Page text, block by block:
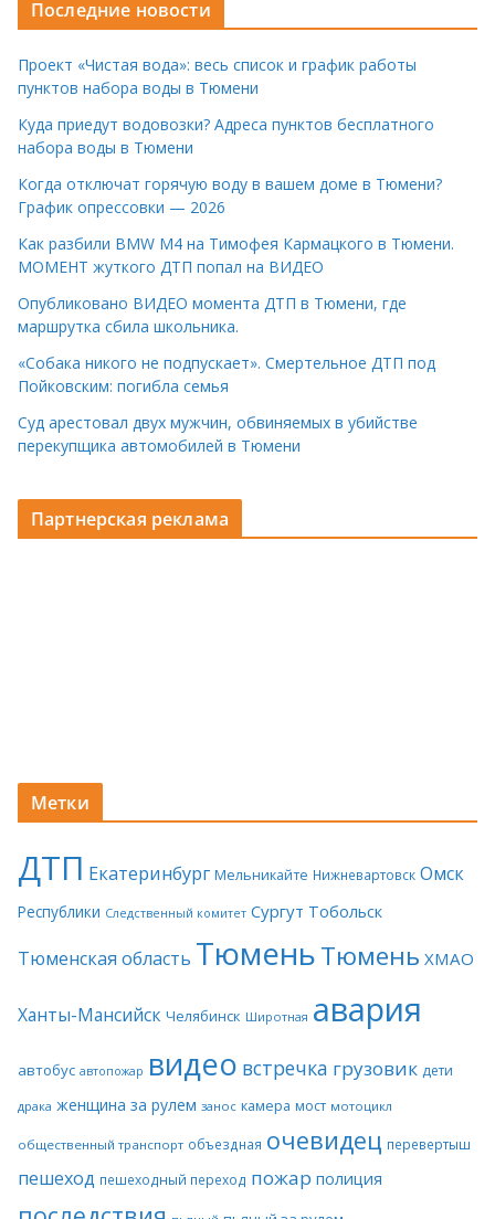
Последние новости
Проект «Чистая вода»: весь список и график работы
пунктов набора воды в Тюмени
Куда приедут водовозки? Адреса пунктов бесплатного
набора воды в Тюмени
Когда отключат горячую воду в вашем доме в Тюмени?
График опрессовки — 2026
Как разбили BMW M4 на Тимофея Кармацкого в Тюмени.
МОМЕНТ жуткого ДТП попал на ВИДЕО
Опубликовано ВИДЕО момента ДТП в Тюмени, где
маршрутка сбила школьника.
«Собака никого не подпускает». Смертельное ДТП под
Пойковским: погибла семья
Суд арестовал двух мужчин, обвиняемых в убийстве
перекупщика автомобилей в Тюмени
Партнерская реклама
Метки
ДТП Екатеринбург Мельникайте Нижневартовск Омск
Республики Следственный комитет Сургут Тобольск
Тюменская область ТюменьТюмень ХМАО
Ханты-Мансийск Челябинск Широтная авария
автобус автопожар видео встречка грузовик дети
драка женщина за рулем занос камера мост мотоцикл
общественный транспорт объездная очевидец перевертыш
пешеход пешеходный переход пожар полиция